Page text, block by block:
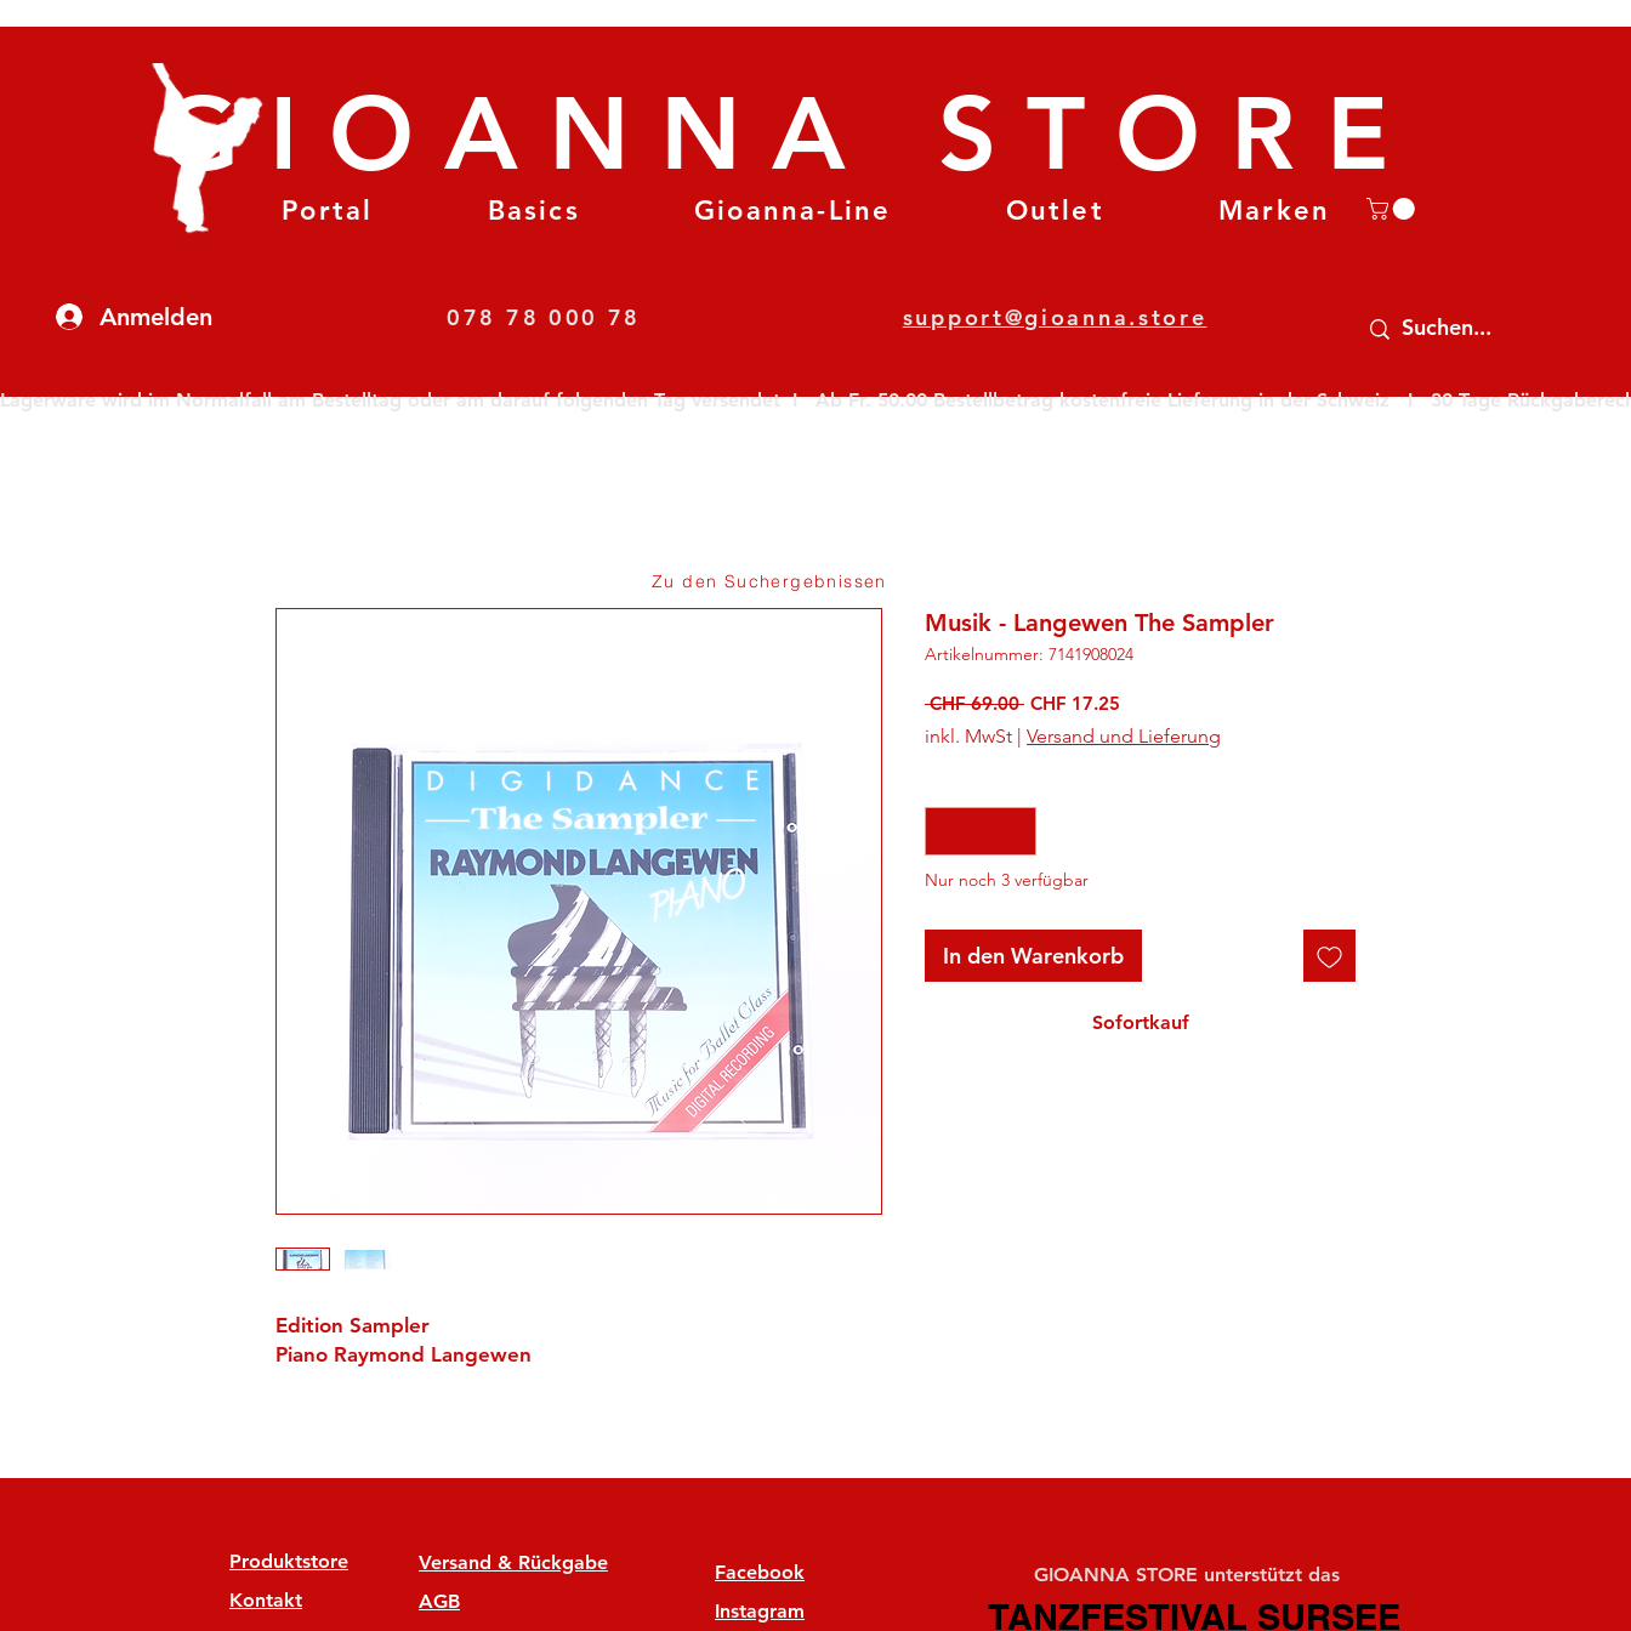
Anmelden
Portal Basics Gioanna-Line Outlet Marken
GIOANNA STORE
078 78 000 78 support@gioanna.store
Lagerware wird im Normalfall am Bestelltag oder am darauf folgenden Tag versendet  I   Ab Fr. 50.00 Bestellbetrag kostenfreie Lieferung in der Schweiz   I   30 Tage
Edition Sampler
Piano Raymond Langewen
Musik - Langewen The Sampler
Artikelnummer: 7141908024
CHF 69.00 Standardpreis
CHF 17.25
Preis
inkl. MwSt | Versand und Lieferung
Nur noch 3 verfügbar
In den Warenkorb
Sofortkauf
Zu den Suchergebnissen
Produktstore
Kontakt
Versand & Rückgabe
AGB
Facebook
Instagram
GIOANNA STORE unterstützt das
TANZFESTIVAL SURSEE
TANZFESTIVAL SURSEE